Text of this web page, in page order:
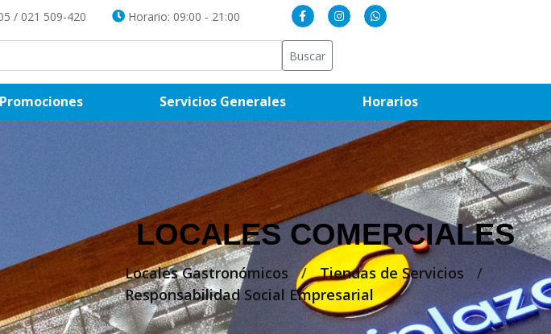
/ 021 509-420 Horario: 09:00 - 21:00
Buscar
Promociones(current) Servicios Generales(current) Horarios(current)
LOCALES COMERCIALES
Locales Gastronómicos / Tiendas de Servicios
/
Responsabilidad Social Empresarial